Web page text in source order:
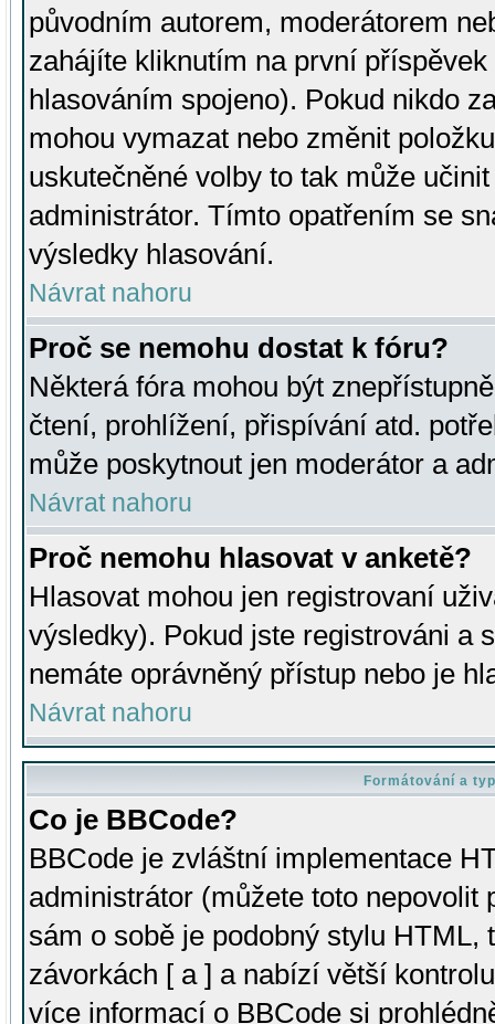
původním autorem, moderátorem
zahájíte kliknutím na první
hlasováním spojeno). Pokud nikdo
mohou vymazat nebo změnit
uskutečněné volby to tak může
administrátor. Tímto opatřením se
výsledky hlasování.
Návrat nahoru
Proč se nemohu dostat k fóru?
Některá fóra mohou být
čtení, prohlížení, přispívání atd.
může poskytnout jen moderátor a
Návrat nahoru
Proč nemohu hlasovat v anketě?
Hlasovat mohou jen registrovaní
výsledky). Pokud jste registrováni a
nemáte oprávněný přístup nebo je
Návrat nahoru
Formátování a
Co je BBCode?
BBCode je zvláštní implementace
administrátor (můžete toto
sám o sobě je podobný stylu HTML,
závorkách [ a ] a nabízí větší
více informací o BBCode si